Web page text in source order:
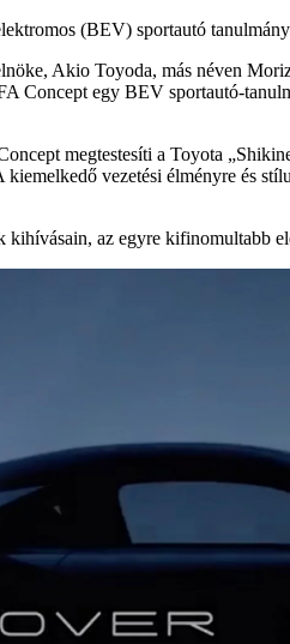
(BEV) sportautó
Akio Toyoda, más néven
Concept egy BEV sportautó-
megtestesíti a Toyota
vezetési élményre és
az egyre kifinomultabb